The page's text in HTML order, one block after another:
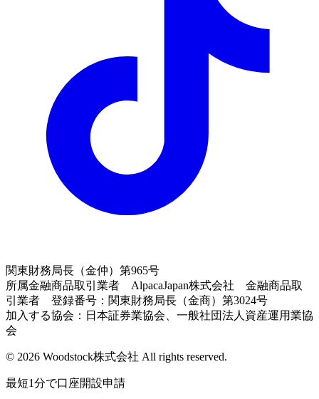
関東財務局長（金仲）第965号
所属金融商品取引業者 AlpacaJapan株式会社 金融商品取
引業者 登録番号：関東財務局長（金商）第3024号
加入する協会：日本証券業協会、一般社団法人資産運用業協
会
© 2026 Woodstock株式会社 All rights reserved.
最短1分で口座開設申請